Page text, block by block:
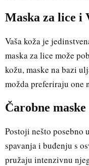
Maska za lice i
Vaša koža je
maska za lice može
kožu, maske na bazi
možda preferiraju one
Čarobne
Postoji nešto posebno
spavanja i buđenju s
pružaju intenzivnu